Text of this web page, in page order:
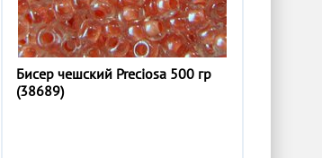
Бисер чешский Preciosa 500 гр
(38689)